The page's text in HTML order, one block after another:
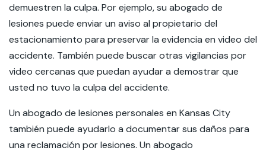
demuestren la culpa. Por ejemplo, su abogado de
lesiones puede enviar un aviso al propietario del
estacionamiento para preservar la evidencia en video del
accidente. También puede buscar otras vigilancias por
video cercanas que puedan ayudar a demostrar que
usted no tuvo la culpa del accidente.
Un abogado de lesiones personales en Kansas City
también puede ayudarlo a documentar sus daños para
una reclamación por lesiones. Un abogado